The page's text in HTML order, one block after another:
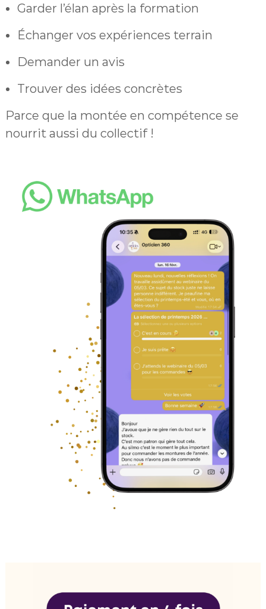
Garder l’élan après la formation
Échanger vos expériences terrain
Demander un avis
Trouver des idées concrètes
Parce que la montée en compétence se
nourrit aussi du collectif !